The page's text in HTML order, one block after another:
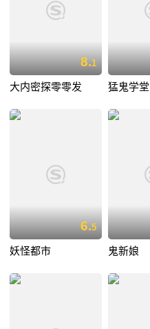
8.1
大内密探零零发 猛鬼学堂
6.5
妖怪都市 鬼新娘